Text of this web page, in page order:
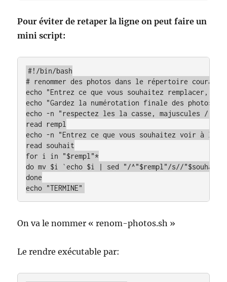
Pour éviter de retaper la ligne on peut faire un
mini script:
#!/bin/bash
# renommer des photos dans le répertoire courant.
echo "Entrez ce que vous souhaitez remplacer,
echo "Gardez la numérotation finale des
echo -n "respectez les la casse, majuscules /
read rempl
echo -n "Entrez ce que vous souhaitez voir à la
read souhait
for i in "$rempl"*
do mv $i `echo $i | sed "/^"$rempl"/s//
done
echo "TERMINE"
On va le nommer « renom-photos.sh »
Le rendre exécutable par: